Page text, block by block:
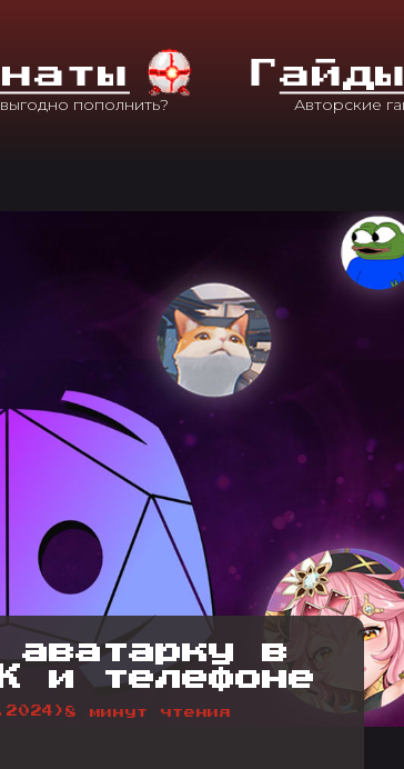
ГАйды
аватарку в
и телефоне
8 минут чтения